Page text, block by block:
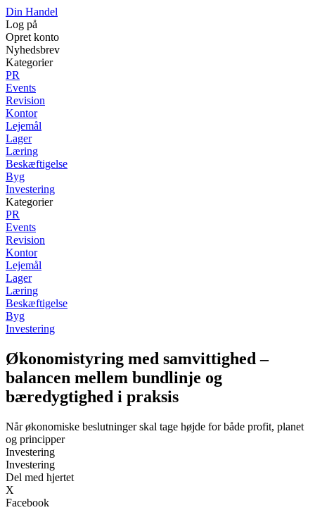
Din Handel
Log på
Opret konto
Nyhedsbrev
Kategorier
PR
Events
Revision
Kontor
Lejemål
Lager
Læring
Beskæftigelse
Byg
Investering
Kategorier
PR
Events
Revision
Kontor
Lejemål
Lager
Læring
Beskæftigelse
Byg
Investering
Økonomistyring med samvittighed –
balancen mellem bundlinje og
bæredygtighed i praksis
Når økonomiske beslutninger skal tage højde for både profit, planet
og principper
Investering
Investering
Del med hjertet
X
Facebook